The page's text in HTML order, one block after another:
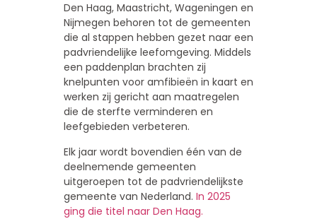
Den Haag, Maastricht, Wageningen en
Nijmegen behoren tot de gemeenten
die al stappen hebben gezet naar een
padvriendelijke leefomgeving. Middels
een paddenplan brachten zij
knelpunten voor amfibieën in kaart en
werken zij gericht aan maatregelen
die de sterfte verminderen en
leefgebieden verbeteren.
Elk jaar wordt bovendien één van de
deelnemende gemeenten
uitgeroepen tot de padvriendelijkste
gemeente van Nederland. In 2025
ging die titel naar Den Haag.